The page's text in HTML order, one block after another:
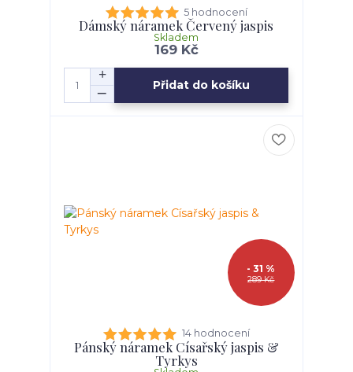
5 hodnocení
Dámský náramek Červený jaspis
169 Kč
Skladem
Přidat do košíku
289 Kč
- 31 %
14 hodnocení
Pánský náramek Císařský jaspis &
Tyrkys